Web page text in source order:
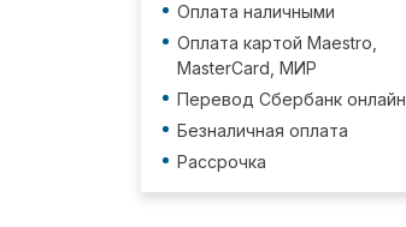
Оплата наличными
Оплата картой Maestro,
MasterCard, МИР
Перевод Сбербанк онлайн
Безналичная оплата
Рассрочка